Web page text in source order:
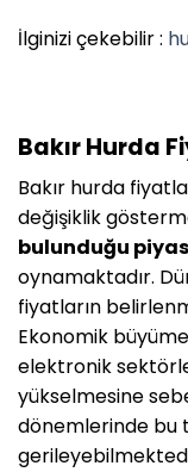
İlginizi çekebilir :
Bakır Hurda
Bakır hurda
değişiklik
bulunduğu
oynamaktadır.
fiyatların
Ekonomik
elektronik
yükselmesine
dönemlerinde bu